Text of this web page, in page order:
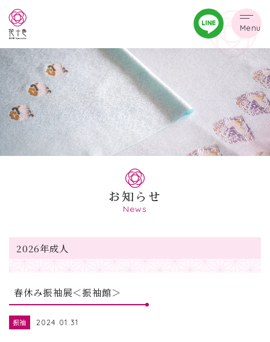
Menu
お知らせ
News
2026年成人
春休み振袖展＜振袖館＞
振袖 2024.01.31